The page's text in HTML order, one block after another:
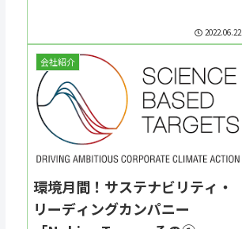
2022.06.22
会社紹介
環境月間！サステナビリティ・
リーディングカンパニー